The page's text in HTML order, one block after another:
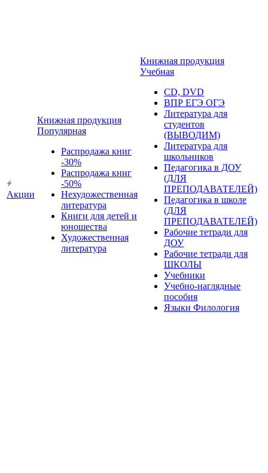
Акции
Книжная продукция
Популярная
Распродажа книг
-30%
Распродажа книг
-50%
Нехудожественная
литература
Книги для детей и
юношества
Художественная
литература
Книжная продукция
Учебная
CD, DVD
ВПР ЕГЭ ОГЭ
Литература для
студентов
(ВЫВОДИМ)
Литература для
школьников
Педагогика в ДОУ
(ДЛЯ
ПРЕПОДАВАТЕЛЕЙ)
Педагогика в школе
(ДЛЯ
ПРЕПОДАВАТЕЛЕЙ)
Рабочие тетради для
ДОУ
Рабочие тетради для
ШКОЛЫ
Учебники
Учебно-наглядные
пособия
Языки Филология